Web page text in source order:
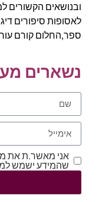
ובנושאים הקשורים
לאסופות סיפורים
ספר,החלום קורם עור
נשארים
אני מאשר.ת את
שהמידע ישמש